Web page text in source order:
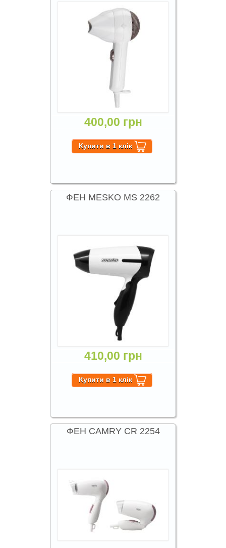
400,00 грн
ФЕН MESKO MS 2262
410,00 грн
ФЕН CAMRY CR 2254